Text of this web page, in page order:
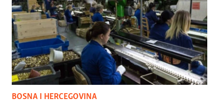
BOSNA I HERCEGOVINA